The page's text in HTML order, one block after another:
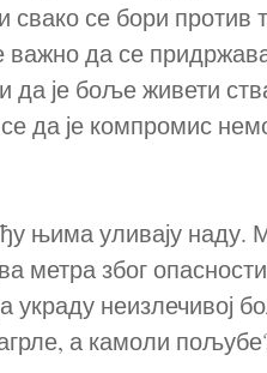
се бори против
важно да се
је боље живети
да је компромис
уливају наду.
метра због
украду неизлечивој
а камоли